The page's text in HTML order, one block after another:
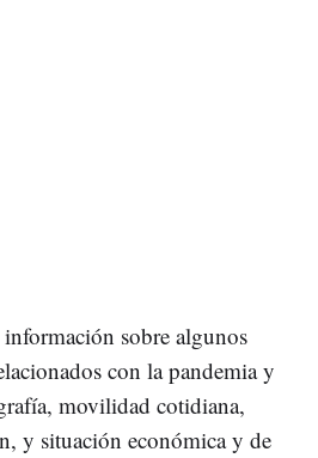
sobre algunos
con la pandemia y
movilidad cotidiana,
y situación económica y de